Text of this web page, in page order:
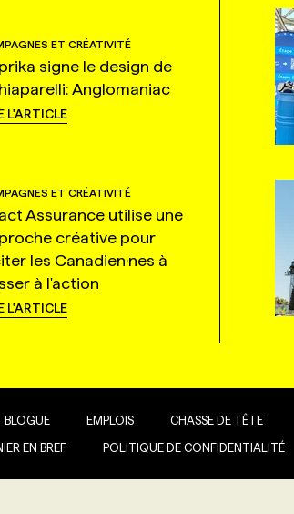
ET CRÉATIVITÉ
signe le design de
Anglomaniac
L'ARTICLE
ET CRÉATIVITÉ
Assurance utilise une
créative pour
les Canadien·nes à
à l'action
L'ARTICLE
BLOGUE EMPLOIS CHASSE DE TÊTE
EN BREF POLITIQUE DE CONFIDENTIALITÉ